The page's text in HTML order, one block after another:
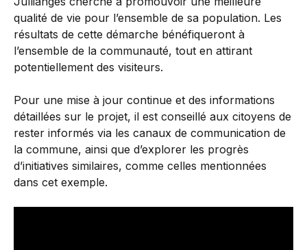
qualité de vie pour l’ensemble de sa population. Les
résultats de cette démarche bénéfiqueront à
l’ensemble de la communauté, tout en attirant
potentiellement des visiteurs.
Pour une mise à jour continue et des informations
détaillées sur le projet, il est conseillé aux citoyens de
rester informés via les canaux de communication de
la commune, ainsi que d’explorer les progrès
d’initiatives similaires, comme celles mentionnées
dans cet exemple.